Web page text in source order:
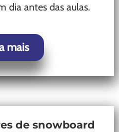
dia antes das aulas.
mais
de snowboard